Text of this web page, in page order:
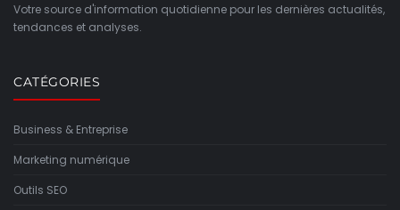
Votre source d'information quotidienne pour les dernières actualités,
tendances et analyses.
CATÉGORIES
Business & Entreprise
Marketing numérique
Outils SEO